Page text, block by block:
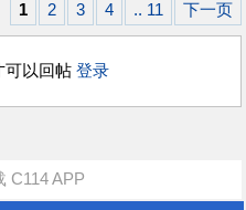
1 2 3 4 .. 11 下一页
可以回帖 登录
C114 APP